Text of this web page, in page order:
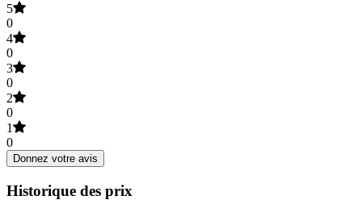
5
0
4
0
3
0
2
0
1
0
Donnez votre avis
Historique des prix